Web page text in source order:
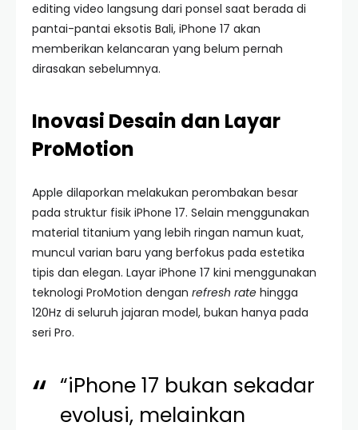
editing video langsung dari ponsel saat berada di
pantai-pantai eksotis Bali, iPhone 17 akan
memberikan kelancaran yang belum pernah
dirasakan sebelumnya.
Inovasi Desain dan Layar
ProMotion
Apple dilaporkan melakukan perombakan besar
pada struktur fisik iPhone 17. Selain menggunakan
material titanium yang lebih ringan namun kuat,
muncul varian baru yang berfokus pada estetika
tipis dan elegan. Layar iPhone 17 kini menggunakan
teknologi ProMotion dengan refresh rate hingga
120Hz di seluruh jajaran model, bukan hanya pada
seri Pro.
“iPhone 17 bukan sekadar
evolusi, melainkan